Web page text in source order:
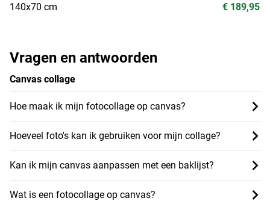
Vragen en antwoorden
Canvas collage
Hoe maak ik mijn fotocollage op canvas?
Hoeveel foto's kan ik gebruiken voor mijn collage?
Kan ik mijn canvas aanpassen met een baklijst?
Wat is een fotocollage op canvas?
140x70 cm € 189,95